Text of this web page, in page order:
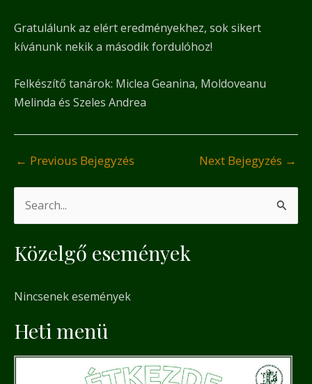
Gratulálunk az elért eredményekhez, sok sikert
kívánunk nekik a második fordulóhoz!
Felkészítő tanárok: Miclea Geanina, Moldoveanu
Melinda és Szeles Andrea
← Previous Bejegyzés Next Bejegyzés →
a
c
f
Közelgő események
Nincsenek események
Heti menü